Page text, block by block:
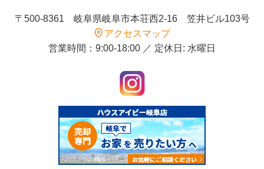
〒500-8361 岐阜県岐阜市本荘西2-16 笠井ビル103号
アクセスマップ
営業時間：9:00-18:00 ／ 定休日: 水曜日